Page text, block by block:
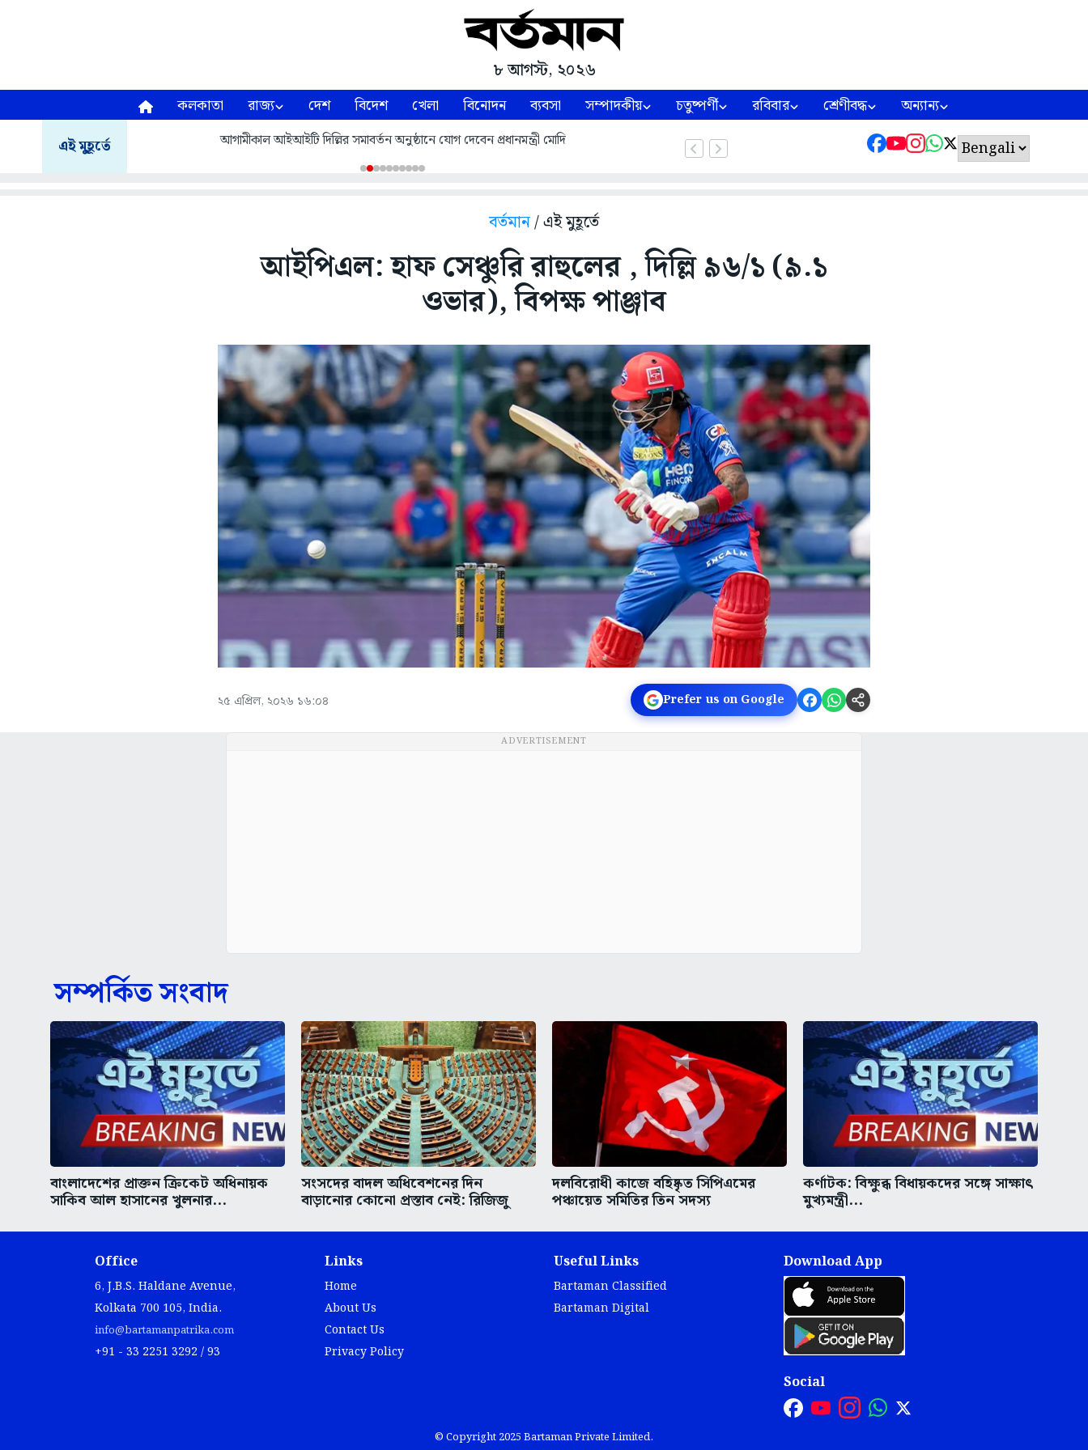
৮ আগস্ট, ২০২৬
কলকাতা রাজ্য দেশ বিদেশ খেলা বিনোদন ব্যবসা সম্পাদকীয় চতুষ্পর্ণী রবিবার শ্রেণীবদ্ধ অন্যান্য
এই মুহূর্তে আগামীকাল আইআইটি দিল্লির সমাবর্তন অনুষ্ঠানে যোগ দেবেন প্রধানমন্ত্রী মোদি
বর্তমান/ এই মুহূর্তে
আইপিএল: হাফ সেঞ্চুরি রাহুলের , দিল্লি ৯৬/১ (৯.১
ওভার), বিপক্ষ পাঞ্জাব
২৫ এপ্রিল, ২০২৬ ১৬:০৪ Prefer us on Google
ADVERTISEMENT
সম্পর্কিত সংবাদ
বাংলাদেশের প্রাক্তন ক্রিকেট অধিনায়ক
সাকিব আল হাসানের খুলনার...
সংসদের বাদল অধিবেশনের দিন
বাড়ানোর কোনো প্রস্তাব নেই: রিজিজু
দলবিরোধী কাজে বহিষ্কৃত সিপিএমের
পঞ্চায়েত সমিতির তিন সদস্য
কর্ণাটক: বিক্ষুব্ধ বিধায়কদের সঙ্গে সাক্ষাৎ
মুখ্যমন্ত্রী...
Office
6, J.B.S. Haldane Avenue,
Kolkata 700 105, India.
info@bartamanpatrika.com
+91 - 33 2251 3292 / 93
Links
Home
About Us
Contact Us
Privacy Policy
Useful Links
Bartaman Classified
Bartaman Digital
Download App
Social
© Copyright 2025 Bartaman Private Limited.